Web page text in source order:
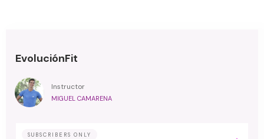
EvoluciónFit
Instructor
MIGUEL CAMARENA
SUBSCRIBERS ONLY